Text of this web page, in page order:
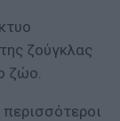
ζούγκλας
ζώο.